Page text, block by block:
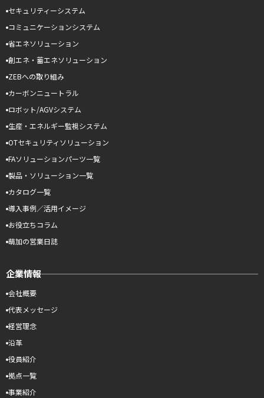
セキュリティーシステム
コミュニケーションシステム
省エネソリューション
創エネ・蓄エネソリューション
ZEBへの取り組み
カーボンニュートラル
ロボット/AGVシステム
生産・エネルギー監視システム
OTセキュリティソリューション
FAソリューションパーツ一覧
製品・ソリューション一覧
カタログ一覧
導入事例／活用イメージ
お役立ちコラム
萌加の営業日誌
企業情報
会社概要
代表メッセージ
経営理念
沿革
役員紹介
拠点一覧
事業紹介